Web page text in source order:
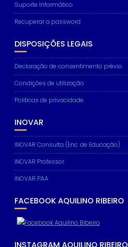
Suporte Informático
Recuperar a password
DISPOSIÇÕES LEGAIS
Declaração de consentimento prévio
Condições de utilização
Politicas de privacidade
INOVAR
INOVAR Consulta (Enc. de Educação)
INOVAR Professor
INOVAR PAA
FACEBOOK AQUILINO RIBEIRO
Necessary
These
not
They are
needed for
the website
to function.
Statistics
us to
improve the
functionality
structure,